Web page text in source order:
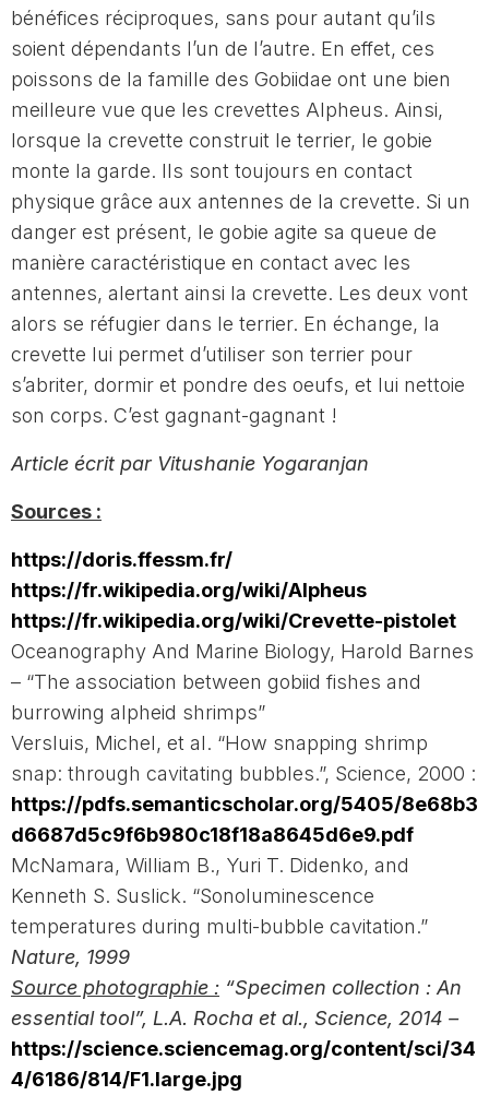
bénéfices réciproques, sans pour autant qu’ils
soient dépendants l’un de l’autre. En effet, ces
poissons de la famille des Gobiidae ont une bien
meilleure vue que les crevettes Alpheus. Ainsi,
lorsque la crevette construit le terrier, le gobie
monte la garde. Ils sont toujours en contact
physique grâce aux antennes de la crevette. Si un
danger est présent, le gobie agite sa queue de
manière caractéristique en contact avec les
antennes, alertant ainsi la crevette. Les deux vont
alors se réfugier dans le terrier. En échange, la
crevette lui permet d’utiliser son terrier pour
s’abriter, dormir et pondre des oeufs, et lui nettoie
son corps. C’est gagnant-gagnant !
Article écrit par Vitushanie Yogaranjan
Sources :
https://doris.ffessm.fr/
https://fr.wikipedia.org/wiki/Alpheus
https://fr.wikipedia.org/wiki/Crevette-pistolet
Oceanography And Marine Biology, Harold Barnes
– “The association between gobiid fishes and
burrowing alpheid shrimps”
Versluis, Michel, et al. “How snapping shrimp
snap: through cavitating bubbles.”, Science, 2000 :
https://pdfs.semanticscholar.org/5405/8e68b3
d6687d5c9f6b980c18f18a8645d6e9.pdf
McNamara, William B., Yuri T. Didenko, and
Kenneth S. Suslick. “Sonoluminescence
temperatures during multi-bubble cavitation.”
Nature, 1999
Source photographie : “Specimen collection : An
essential tool”, L.A. Rocha et al., Science, 2014 –
https://science.sciencemag.org/content/sci/34
4/6186/814/F1.large.jpg